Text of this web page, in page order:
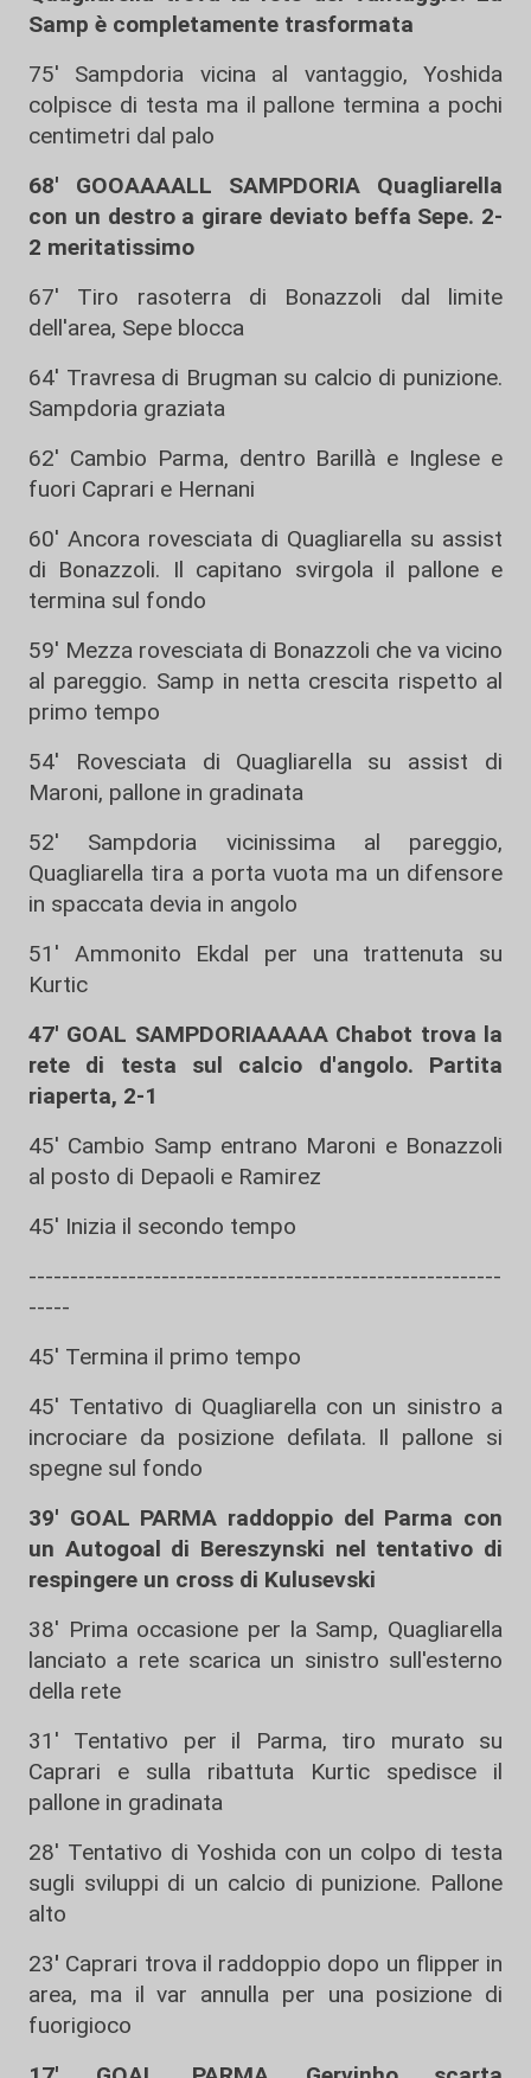
Samp è completamente trasformata
75' Sampdoria vicina al vantaggio, Yoshida
colpisce di testa ma il pallone termina a pochi
centimetri dal palo
68' GOOAAAALL SAMPDORIA Quagliarella
con un destro a girare deviato beffa Sepe. 2-
2 meritatissimo
67' Tiro rasoterra di Bonazzoli dal limite
dell'area, Sepe blocca
64' Travresa di Brugman su calcio di punizione.
Sampdoria graziata
62' Cambio Parma, dentro Barillà e Inglese e
fuori Caprari e Hernani
60' Ancora rovesciata di Quagliarella su assist
di Bonazzoli. Il capitano svirgola il pallone e
termina sul fondo
59' Mezza rovesciata di Bonazzoli che va vicino
al pareggio. Samp in netta crescita rispetto al
primo tempo
54' Rovesciata di Quagliarella su assist di
Maroni, pallone in gradinata
52' Sampdoria vicinissima al pareggio,
Quagliarella tira a porta vuota ma un difensore
in spaccata devia in angolo
51' Ammonito Ekdal per una trattenuta su
Kurtic
47' GOAL SAMPDORIAAAAA Chabot trova la
rete di testa sul calcio d'angolo. Partita
riaperta, 2-1
45' Cambio Samp entrano Maroni e Bonazzoli
al posto di Depaoli e Ramirez
45' Inizia il secondo tempo
---------------------------------------------------------
-----
45' Termina il primo tempo
45' Tentativo di Quagliarella con un sinistro a
incrociare da posizione defilata. Il pallone si
spegne sul fondo
39' GOAL PARMA raddoppio del Parma con
un Autogoal di Bereszynski nel tentativo di
respingere un cross di Kulusevski
38' Prima occasione per la Samp, Quagliarella
lanciato a rete scarica un sinistro sull'esterno
della rete
31' Tentativo per il Parma, tiro murato su
Caprari e sulla ribattuta Kurtic spedisce il
pallone in gradinata
28' Tentativo di Yoshida con un colpo di testa
sugli sviluppi di un calcio di punizione. Pallone
alto
23' Caprari trova il raddoppio dopo un flipper in
area, ma il var annulla per una posizione di
fuorigioco